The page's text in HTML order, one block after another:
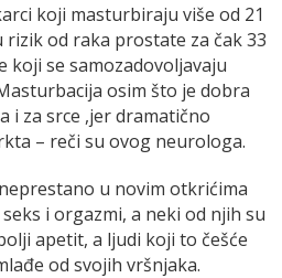
koji masturbiraju više od 21
od raka prostate za čak 33
koji se samozadovoljavaju
osim što je dobra
i za srce ,jer dramatično
– reči su ovog neurologa.
u novim otkrićima
i orgazmi, a neki od njih su
apetit, a ljudi koji to češće
od svojih vršnjaka.